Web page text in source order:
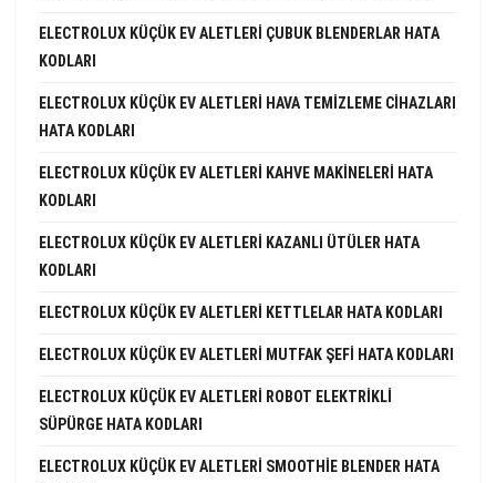
ELECTROLUX KÜÇÜK EV ALETLERI ÇUBUK BLENDERLAR HATA
KODLARI
ELECTROLUX KÜÇÜK EV ALETLERI HAVA TEMIZLEME CIHAZLARI
HATA KODLARI
ELECTROLUX KÜÇÜK EV ALETLERI KAHVE MAKINELERI HATA
KODLARI
ELECTROLUX KÜÇÜK EV ALETLERI KAZANLI ÜTÜLER HATA
KODLARI
ELECTROLUX KÜÇÜK EV ALETLERI KETTLELAR HATA KODLARI
ELECTROLUX KÜÇÜK EV ALETLERI MUTFAK ŞEFI HATA KODLARI
ELECTROLUX KÜÇÜK EV ALETLERI ROBOT ELEKTRIKLI
SÜPÜRGE HATA KODLARI
ELECTROLUX KÜÇÜK EV ALETLERI SMOOTHIE BLENDER HATA